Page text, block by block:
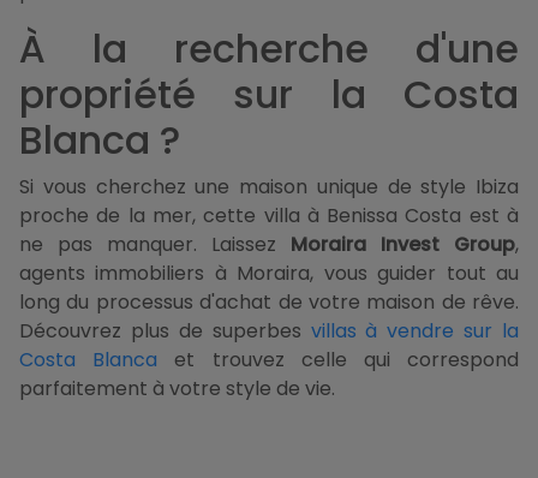
À la recherche d'une
propriété sur la Costa
Blanca ?
Si vous cherchez une maison unique de style Ibiza
proche de la mer, cette villa à Benissa Costa est à
ne pas manquer. Laissez Moraira Invest Group,
agents immobiliers à Moraira, vous guider tout au
long du processus d'achat de votre maison de rêve.
Découvrez plus de superbes villas à vendre sur la
Costa Blanca et trouvez celle qui correspond
parfaitement à votre style de vie.